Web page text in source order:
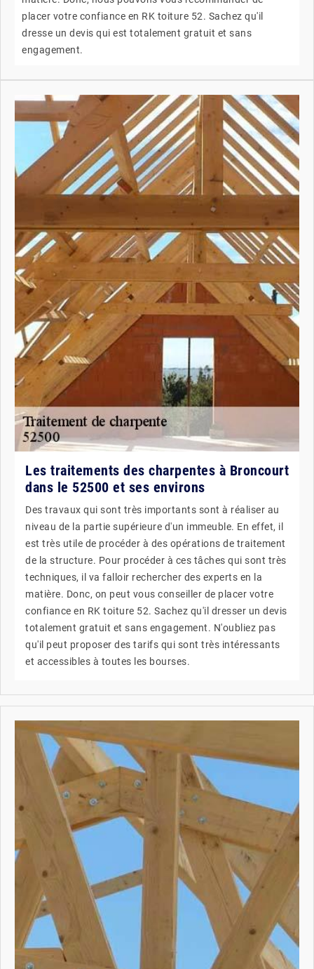
placer votre confiance en RK toiture 52. Sachez qu'il
dresse un devis qui est totalement gratuit et sans
engagement.
Les traitements des charpentes à Broncourt
dans le 52500 et ses environs
Des travaux qui sont très importants sont à réaliser au
niveau de la partie supérieure d'un immeuble. En effet, il
est très utile de procéder à des opérations de traitement
de la structure. Pour procéder à ces tâches qui sont très
techniques, il va falloir rechercher des experts en la
matière. Donc, on peut vous conseiller de placer votre
confiance en RK toiture 52. Sachez qu'il dresser un devis
totalement gratuit et sans engagement. N'oubliez pas
qu'il peut proposer des tarifs qui sont très intéressants
et accessibles à toutes les bourses.